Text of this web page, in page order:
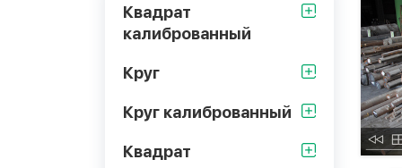
Квадрат
калиброванный
Круг
Круг калиброванный
Квадрат